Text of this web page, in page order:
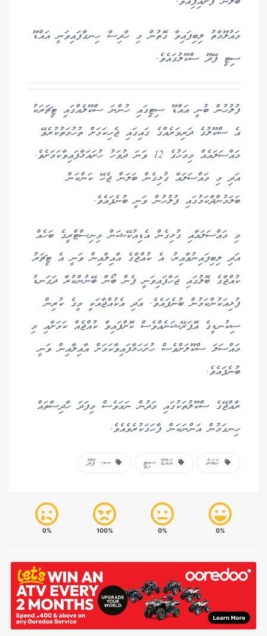
މައުލޫމާތު ލިބިފައިވާ ގޮތުން މި ހާދިސާ ހިނގާފައިވަނީ އައްޑޫ
ސިޓީ ފޭދޫ ސްކޫލުގައެވެ.
ފުލުހުން ބުނީ އައްޑޫ ސިޓީގައި ހުންނަ ސްކޫލެއްގައި ޓީޗަރަކު
އެ ސްކޫލުގެ ދަރިވަރެއްގެ ގައިގައި ޖެހިކަމަށް ތުހުމަތުކުރެވޭ
މައްސަލައެއް މިމަހުގެ 12 ވަނަ ދުވަހު ހުށައަޅާފައިވާކަމަށެވެ.
އަދި މި މައްސަލައާ ގުޅިގެން ބަލަން ޖެހޭ ކަންކަން
ބަލަމުންދާކަމުގައި ފުލުހުން ވަނީ ބުނެފައެވެ.
މި މައްސަލައާއި ގުޅިގެން އެޑިއުކޭޝަން މިނިސްޓްރީގެ ބަހެއް
އަދި ލިބިފައިނުވާއިރު، އެ ކުއްޖާގެ އާއިލާއިން ވަނީ އެ ޓީޗަރު
ކުއްޖާގެ ބޮލުގައި ޖަހާފައިވަނީ ފެން ބޯން ބޭނުންކުރާ ދަގަނޑު
ފުޅިއަކުންކަމުން ބުނެފައެވެ. އަދި އެކުއްޖާއަކީ މީގެ ކުރިން
ސިކުނޑީގެ އޮޕަރޭޝަނެއްވެސް ކޮށްފައިވާ ކުއްޖެއް ކަމަށާއި މި
މައްސަލަ ސްކޫލަށްވެސް ހުށަހަޅާފައިވާކަމަށް އާއިލާއިން ވަނީ
ބުނެފައެވެ.
ރާއްޖޭގެ ސްކޫލުތަކުގައި މަދުން ނަމަވެސް މިފަދަ ހާދިސާތައް
ހިނގަމުން އަންނަކަން ފާހަގަކުރެވެއެވެ.
ހަބަރު އައްޑޫ ސިޓީ ސ. ފޭދޫ
0%
0%
100%
0%